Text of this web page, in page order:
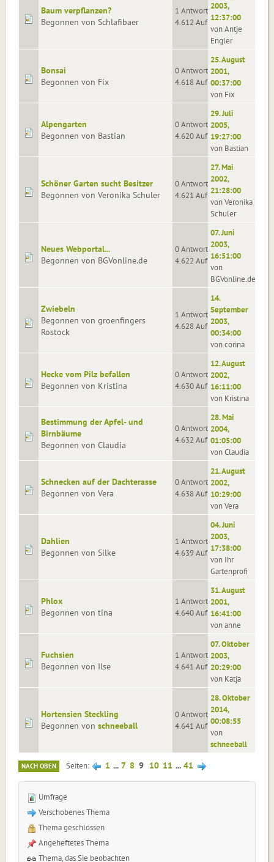
Baum verpflanzen?
Begonnen von Schlafibaer
1 Antworten
4.612 Aufrufe
2003,
12:37:00
von Antje
Engler
Bonsai
Begonnen von Fix
0 Antworten
4.618 Aufrufe
25. August
2001,
00:37:00
von Fix
Alpengarten
Begonnen von Bastian
0 Antworten
4.620 Aufrufe
29. Juli
2005,
19:27:00
von Bastian
Schöner Garten sucht Besitzer
Begonnen von Veronika Schuler
0 Antworten
4.621 Aufrufe
27. Mai
2002,
21:28:00
von Veronika
Schuler
Neues Webportal...
Begonnen von BGVonline.de
0 Antworten
4.622 Aufrufe
07. Juni
2003,
16:51:00
von
BGVonline.de
Zwiebeln
Begonnen von groenfingers
Rostock
1 Antworten
4.628 Aufrufe
14.
September
2003,
00:34:00
von corina
Hecke vom Pilz befallen
Begonnen von Kristina
0 Antworten
4.630 Aufrufe
12. August
2002,
16:11:00
von Kristina
Bestimmung der Apfel- und
Birnbäume
Begonnen von Claudia
0 Antworten
4.632 Aufrufe
28. Mai
2004,
01:05:00
von Claudia
Schnecken auf der Dachterasse
Begonnen von Vera
0 Antworten
4.638 Aufrufe
21. August
2002,
10:29:00
von Vera
Dahlien
Begonnen von Silke
1 Antworten
4.639 Aufrufe
04. Juni
2003,
17:38:00
von Ihr
Gartenprofi
Phlox
Begonnen von tina
1 Antworten
4.640 Aufrufe
31. August
2001,
16:41:00
von anne
Fuchsien
Begonnen von Ilse
1 Antworten
4.641 Aufrufe
07. Oktober
2003,
20:29:00
von Katja
Hortensien Steckling
Begonnen von schneeball
0 Antworten
4.641 Aufrufe
28. Oktober
2014,
00:08:55
von
schneeball
NACH OBEN Seiten 1 ... 7 8 9 10 11 ... 41
Umfrage
Verschobenes Thema
Thema geschlossen
Angeheftetes Thema
Thema, das Sie beobachten